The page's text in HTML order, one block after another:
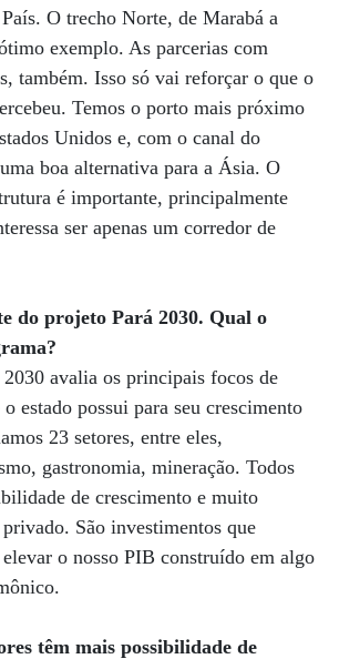
O trecho Norte, de Marabá a
exemplo. As parcerias com
também. Isso só vai reforçar o que o
Temos o porto mais próximo
Unidos e, com o canal do
boa alternativa para a Ásia. O
é importante, principalmente
ser apenas um corredor de
do projeto Pará 2030. Qual o
avalia os principais focos de
estado possui para seu crescimento
23 setores, entre eles,
gastronomia, mineração. Todos
de crescimento e muito
São investimentos que
o nosso PIB construído em algo
têm mais possibilidade de